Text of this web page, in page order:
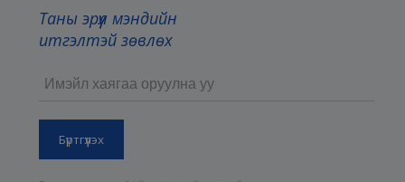
Таны эрүүл мэндийн
итгэлтэй зөвлөх